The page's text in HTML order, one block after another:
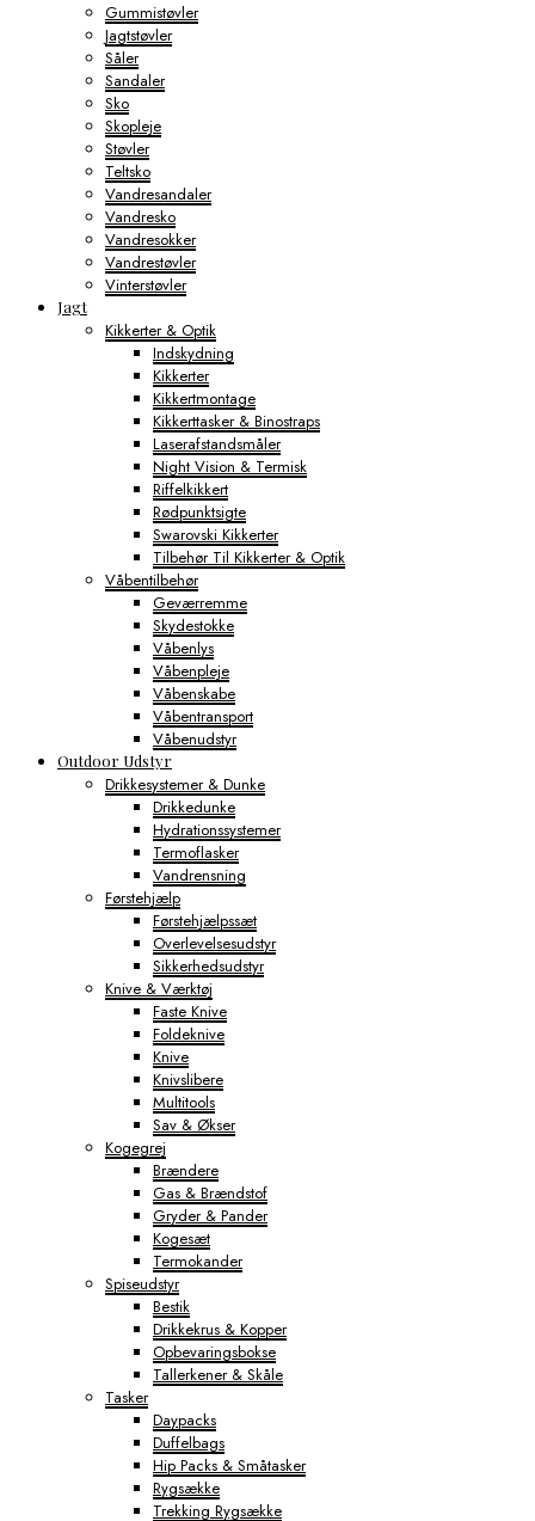
Gummistøvler
Jagtstøvler
Såler
Sandaler
Sko
Skopleje
Støvler
Teltsko
Vandresandaler
Vandresko
Vandresokker
Vandrestøvler
Vinterstøvler
Jagt
Kikkerter & Optik
Indskydning
Kikkerter
Kikkertmontage
Kikkerttasker & Binostraps
Laserafstandsmåler
Night Vision & Termisk
Riffelkikkert
Rødpunktsigte
Swarovski Kikkerter
Tilbehør Til Kikkerter & Optik
Våbentilbehør
Geværremme
Skydestokke
Våbenlys
Våbenpleje
Våbenskabe
Våbentransport
Våbenudstyr
Outdoor Udstyr
Drikkesystemer & Dunke
Drikkedunke
Hydrationssystemer
Termoflasker
Vandrensning
Førstehjælp
Førstehjælpssæt
Overlevelsesudstyr
Sikkerhedsudstyr
Knive & Værktøj
Faste Knive
Foldeknive
Knive
Knivslibere
Multitools
Sav & Økser
Kogegrej
Brændere
Gas & Brændstof
Gryder & Pander
Kogesæt
Termokander
Spiseudstyr
Bestik
Drikkekrus & Kopper
Opbevaringsbokse
Tallerkener & Skåle
Tasker
Daypacks
Duffelbags
Hip Packs & Småtasker
Rygsække
Trekking Rygsække